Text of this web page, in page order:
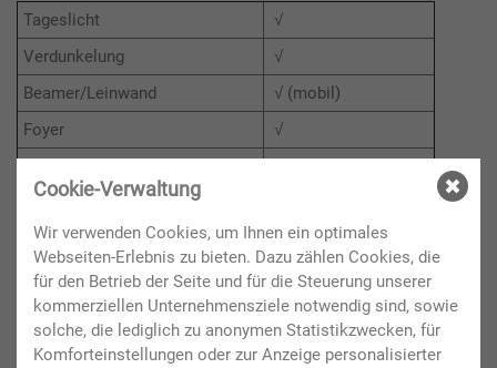
Tageslicht
√
Verdunkelung
√
Beamer/Leinwand
√ (mobil)
Foyer
√
Infrastruktur
Elternraum/Wickelzimmer
√
WC-Anlagen
barrierefrei
Foyer
400 m²
Cookie-Verwaltung
Wir verwenden Cookies, um Ihnen ein optimales
Webseiten-Erlebnis zu bieten. Dazu zählen Cookies, die
für den Betrieb der Seite und für die Steuerung unserer
kommerziellen Unternehmensziele notwendig sind, sowie
solche, die lediglich zu anonymen Statistikzwecken, für
Komforteinstellungen oder zur Anzeige personalisierter